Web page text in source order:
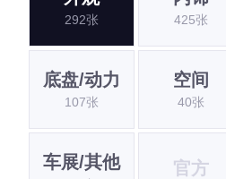
292张 425张
底盘/动力
107张
空间
40张
车展/其他 官方